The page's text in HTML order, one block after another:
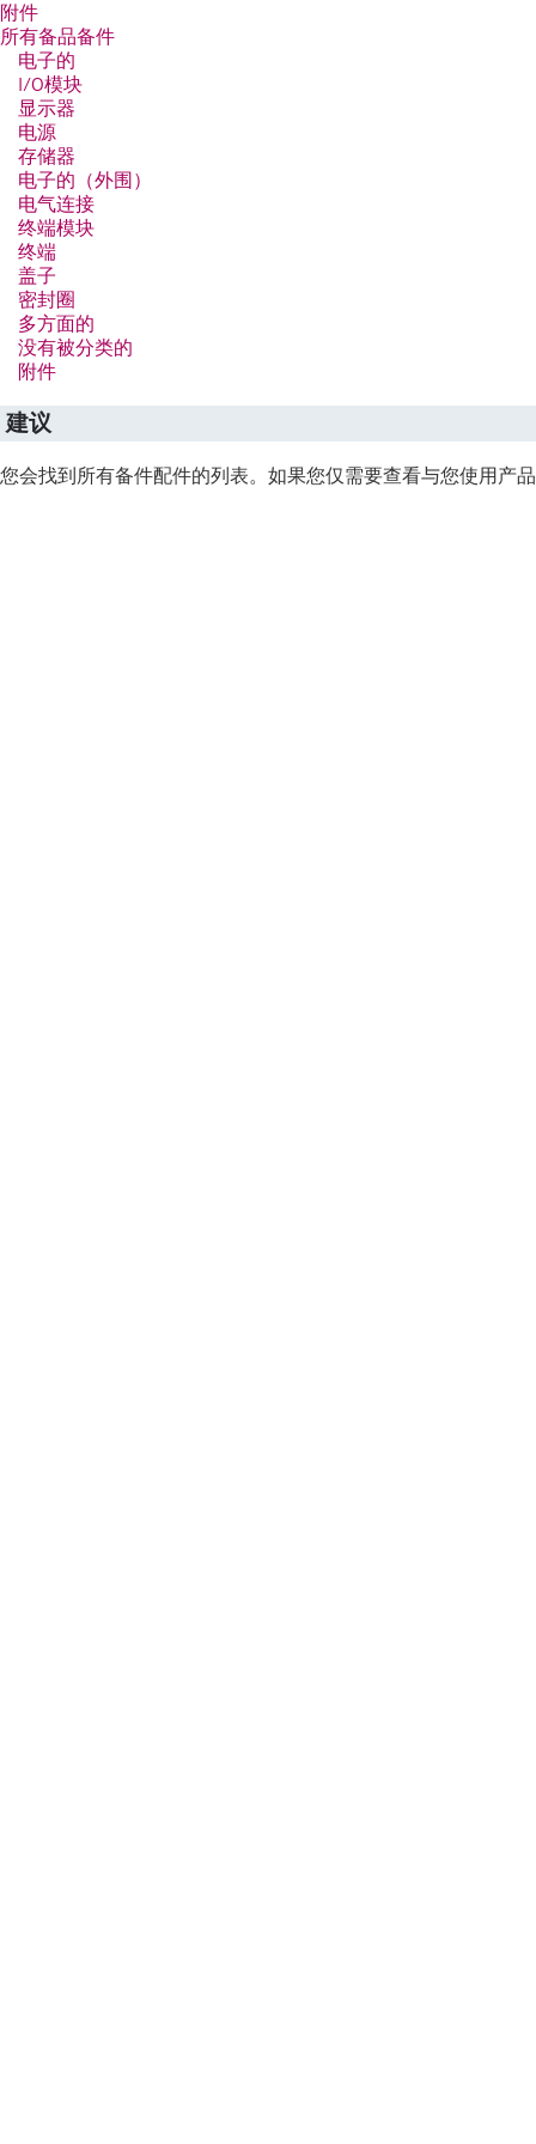
附件
所有备品备件
电子的
I/O模块
显示器
电源
存储器
电子的（外围）
电气连接
终端模块
终端
盖子
密封圈
多方面的
没有被分类的
附件
建议
您会找到所有备件配件的列表。如果您仅需要查看与您使用产